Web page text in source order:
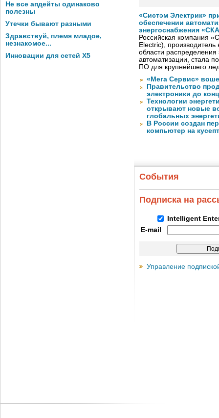
Не все апдейты одинаково
полезны
Утечки бывают разными
Здравствуй, племя младое,
незнакомое...
Инновации для сетей X5
«Систэм Электрик»
обеспечении
энергоснабжения
Российская компания
Electric),
области распределения
автоматизации, стала
ПО для крупнейшего
«Мега Сервис»
Правительство
электроники до
Технологии
открывают новые
глобальных
В России создан
компьютер на
События
Подписка на
Intelligent
E-mail
Управление